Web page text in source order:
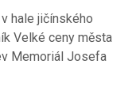
hale jičínského
Velké ceny města
Memoriál Josefa